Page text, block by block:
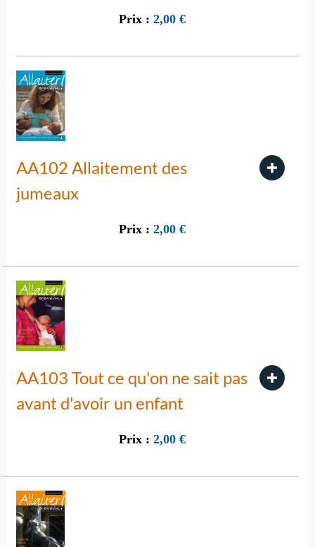
Prix : 2,00 €
AA102 Allaitement des
jumeaux
Prix : 2,00 €
AA103 Tout ce qu'on ne sait pas
avant d'avoir un enfant
Prix : 2,00 €